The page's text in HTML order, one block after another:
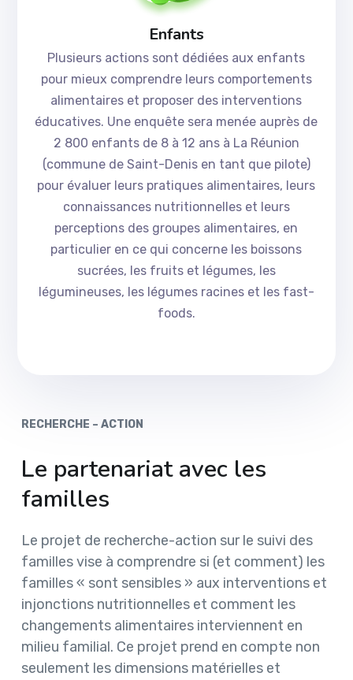
Enfants
Plusieurs actions sont dédiées aux enfants
pour mieux comprendre leurs comportements
alimentaires et proposer des interventions
éducatives. Une enquête sera menée auprès de
2 800 enfants de 8 à 12 ans à La Réunion
(commune de Saint-Denis en tant que pilote)
pour évaluer leurs pratiques alimentaires, leurs
connaissances nutritionnelles et leurs
perceptions des groupes alimentaires, en
particulier en ce qui concerne les boissons
sucrées, les fruits et légumes, les
légumineuses, les légumes racines et les fast-
foods.
RECHERCHE – ACTION
Le partenariat avec les
familles
Le projet de recherche-action sur le suivi des
familles vise à comprendre si (et comment) les
familles « sont sensibles » aux interventions et
injonctions nutritionnelles et comment les
changements alimentaires interviennent en
milieu familial. Ce projet prend en compte non
seulement les dimensions matérielles et